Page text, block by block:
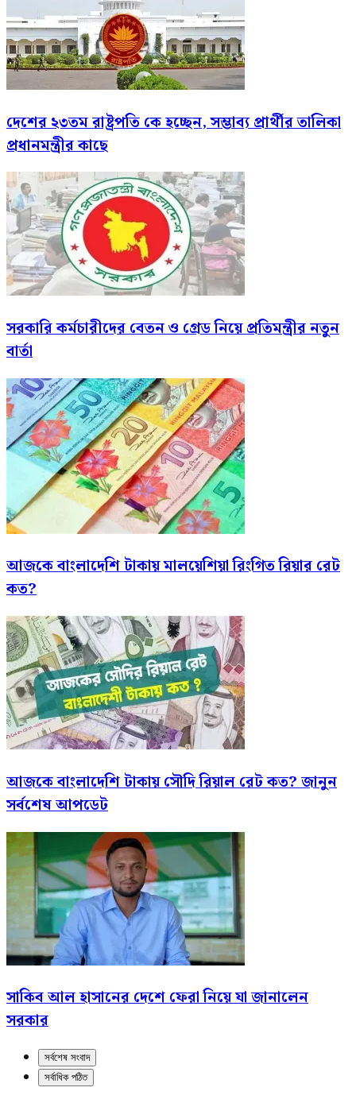
দেশের ২৩তম রাষ্ট্রপতি কে হচ্ছেন, সম্ভাব্য প্রার্থীর তালিকা
প্রধানমন্ত্রীর কাছে
সরকারি কর্মচারীদের বেতন ও গ্রেড নিয়ে প্রতিমন্ত্রীর নতুন
বার্তা
আজকে বাংলাদেশি টাকায় মালয়েশিয়া রিংগিত রিয়ার রেট
কত?
আজকে বাংলাদেশি টাকায় সৌদি রিয়াল রেট কত? জানুন
সর্বশেষ আপডেট
সাকিব আল হাসানের দেশে ফেরা নিয়ে যা জানালেন
সরকার
সর্বশেষ সংবাদ
সর্বাধিক পঠিত